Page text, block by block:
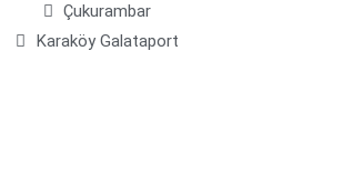
Çukurambar
Karaköy Galataport